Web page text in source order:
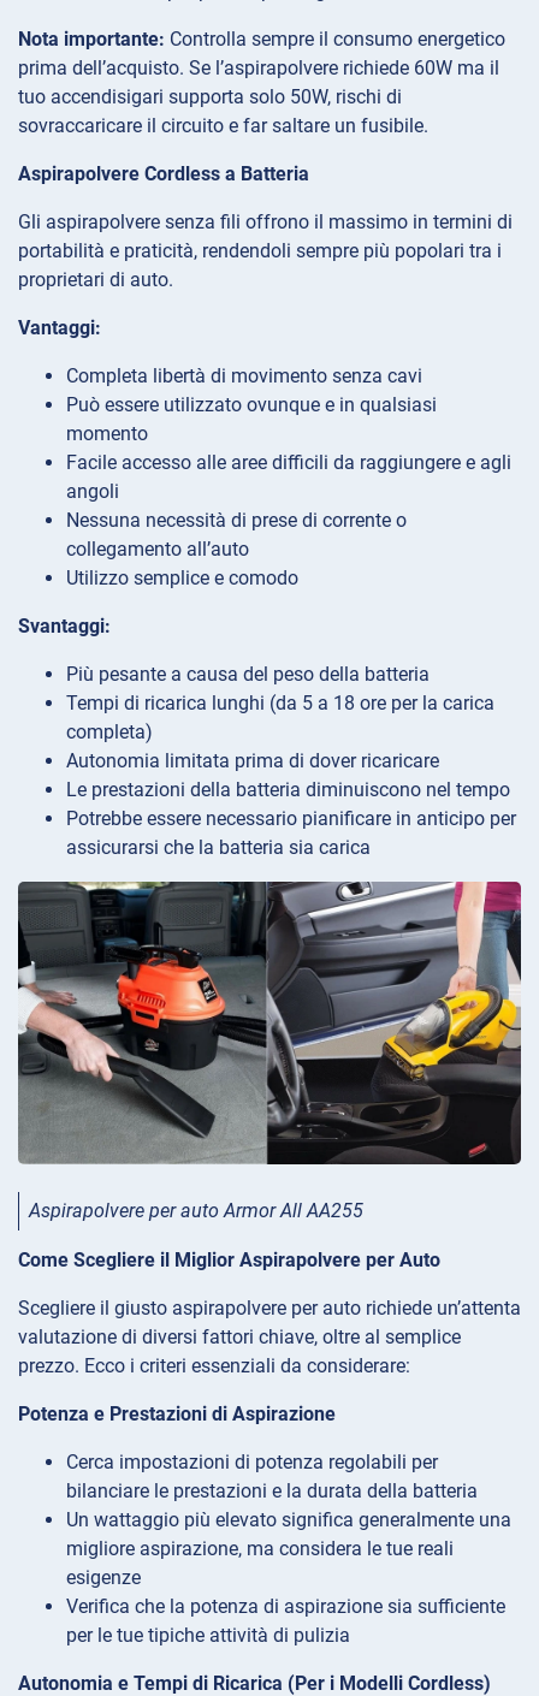
Nota importante: Controlla sempre il consumo energetico
prima dell’acquisto. Se l’aspirapolvere richiede 60W ma il
tuo accendisigari supporta solo 50W, rischi di
sovraccaricare il circuito e far saltare un fusibile.
Aspirapolvere Cordless a Batteria
Gli aspirapolvere senza fili offrono il massimo in termini di
portabilità e praticità, rendendoli sempre più popolari tra i
proprietari di auto.
Vantaggi:
Completa libertà di movimento senza cavi
Può essere utilizzato ovunque e in qualsiasi
momento
Facile accesso alle aree difficili da raggiungere e agli
angoli
Nessuna necessità di prese di corrente o
collegamento all’auto
Utilizzo semplice e comodo
Svantaggi:
Più pesante a causa del peso della batteria
Tempi di ricarica lunghi (da 5 a 18 ore per la carica
completa)
Autonomia limitata prima di dover ricaricare
Le prestazioni della batteria diminuiscono nel tempo
Potrebbe essere necessario pianificare in anticipo per
assicurarsi che la batteria sia carica
Aspirapolvere per auto Armor All AA255
Come Scegliere il Miglior Aspirapolvere per Auto
Scegliere il giusto aspirapolvere per auto richiede un’attenta
valutazione di diversi fattori chiave, oltre al semplice
prezzo. Ecco i criteri essenziali da considerare:
Potenza e Prestazioni di Aspirazione
Cerca impostazioni di potenza regolabili per
bilanciare le prestazioni e la durata della batteria
Un wattaggio più elevato significa generalmente una
migliore aspirazione, ma considera le tue reali
esigenze
Verifica che la potenza di aspirazione sia sufficiente
per le tue tipiche attività di pulizia
Autonomia e Tempi di Ricarica (Per i Modelli Cordless)